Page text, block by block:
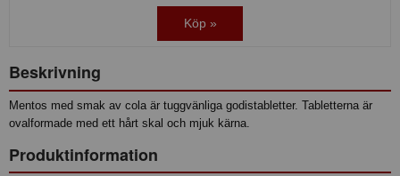
Köp »
Beskrivning
Mentos med smak av cola är tuggvänliga godistabletter. Tabletterna är
ovalformade med ett hårt skal och mjuk kärna.
Produktinformation